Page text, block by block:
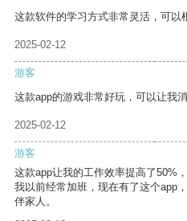
这款软件的学习方式非常灵活，可以
2025-02-12
游客
这款app的游戏非常好玩，可以让我消
2025-02-12
游客
这款app让我的工作效率提高了50%
我以前经常加班，现在有了这个app
伴家人。